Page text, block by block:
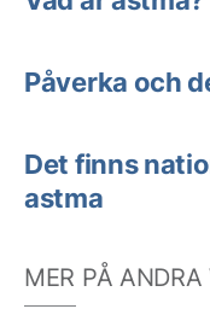
Påverka och
Det finns
astma
MER PÅ ANDRA